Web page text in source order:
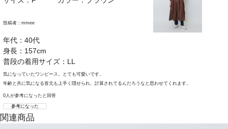
投稿者：mmee
年代：40代
身長：157cm
普段の着用サイズ：LL
気になっていたワンピース。とても可愛いです。
年齢と共に気になる首元も上手く隠せられ、計算されてるんだろうなと思わせてくれます。
0人が参考になったと回答
参考になった
関連商品